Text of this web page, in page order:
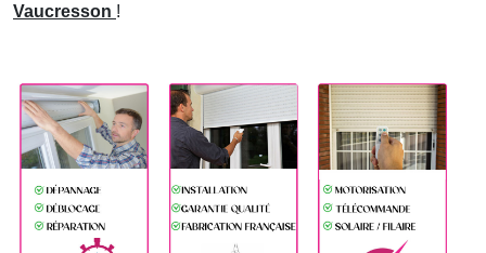
Vaucresson !